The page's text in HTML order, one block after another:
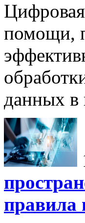
помощи,
данных в
правила